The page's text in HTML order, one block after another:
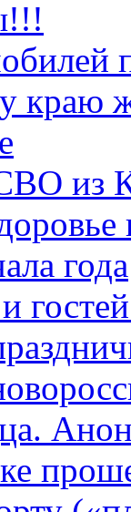
краю
из
года